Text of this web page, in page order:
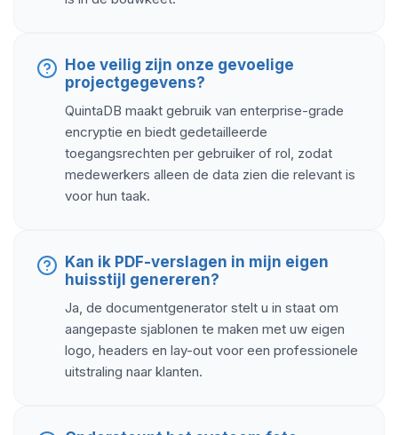
Hoe veilig zijn onze gevoelige
projectgegevens?
QuintaDB maakt gebruik van enterprise-grade
encryptie en biedt gedetailleerde
toegangsrechten per gebruiker of rol, zodat
medewerkers alleen de data zien die relevant is
voor hun taak.
Kan ik PDF-verslagen in mijn eigen
huisstijl genereren?
Ja, de documentgenerator stelt u in staat om
aangepaste sjablonen te maken met uw eigen
logo, headers en lay-out voor een professionele
uitstraling naar klanten.